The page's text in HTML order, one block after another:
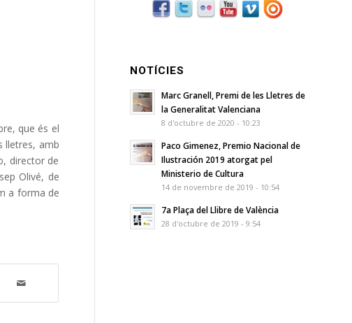
que és el
lletres, amb
director de
Olivé, de
a forma de
NOTÍCIES
Marc Granell, Premi de les Lletres de
la Generalitat Valenciana
8 d'octubre de 2020 - 10:23
Paco Gimenez, Premio Nacional de
Ilustración 2019 atorgat pel
Ministerio de Cultura
14 de novembre de 2019 - 10:54
7a Plaça del Llibre de València
28 d'octubre de 2019 - 9:54